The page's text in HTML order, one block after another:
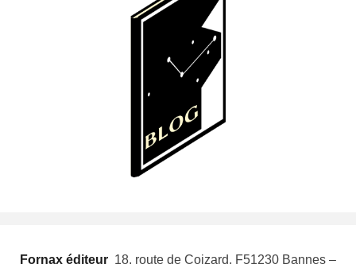
Fornax éditeur  18, route de Coizard, F51230 Bannes –